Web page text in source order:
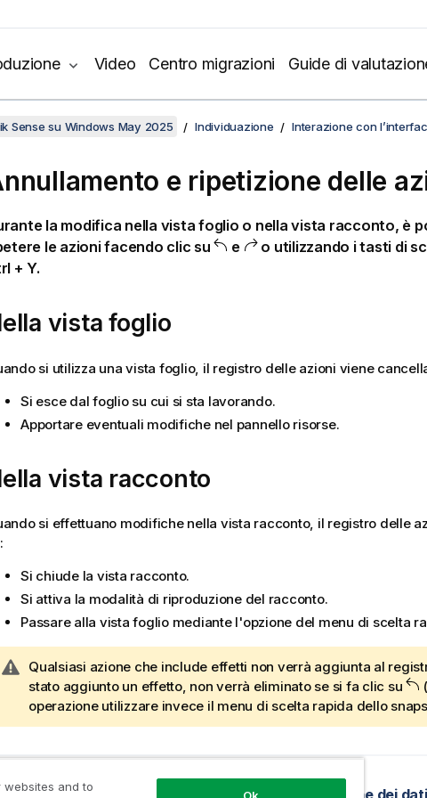
Video Centro migrazioni Guide di
Sense su Windows May 2025 Individuazione Interazione con
e ripetizione delle
la modifica nella vista foglio o nella vista racconto, è
le azioni facendo clic su
e o utilizzando i tasti di
+ Y.
vista foglio
si utilizza una vista foglio, il registro delle azioni viene
Si esce dal foglio su cui si sta lavorando.
Apportare eventuali modifiche nel pannello risorse.
vista racconto
si effettuano modifiche nella vista racconto, il registro delle
Si chiude la vista racconto.
Si attiva la modalità di riproduzione del racconto.
Passare alla vista foglio mediante l'opzione del menu di scelta
N
o
t
a
a
Qualsiasi azione che include effetti non verrà aggiunta al
stato aggiunto un effetto, non verrà eliminato se si fa clic su
operazione utilizzare invece il menu di scelta rapida dello
Argomento precedente
and to